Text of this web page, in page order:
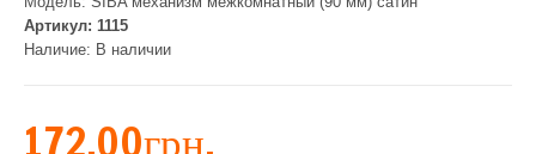
Артикул: 1115
Наличие: В наличии
172.00грн.